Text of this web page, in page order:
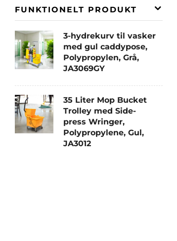
FUNKTIONELT PRODUKT
3-hydrekurv til vasker
med gul caddypose,
Polypropylen, Grå,
JA3069GY
35 Liter Mop Bucket
Trolley med Side-
press Wringer,
Polypropylene, Gul,
JA3012